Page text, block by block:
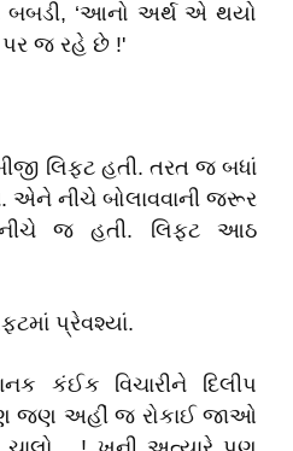
‘આનો અર્થ એ થયો
જ રહે છે !'
લિફ્ટ હતી. તરત જ બધાં
એને નીચે બોલાવવાની જરૂર
જ હતી. લિફ્ટ આઠ
પ્રેવશ્યાં.
કંઈક વિચારીને દિલીપ
જણ અહીં જ રોકાઈ જાઓ